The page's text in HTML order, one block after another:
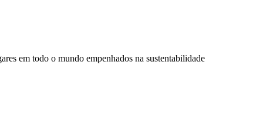
em todo o mundo empenhados na sustentabilidade